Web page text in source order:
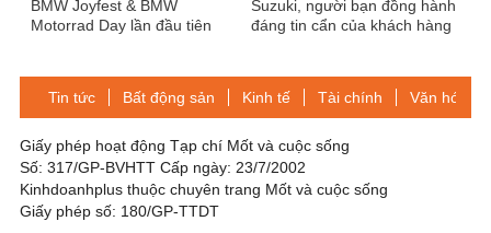
BMW Joyfest & BMW
Motorrad Day lần đầu tiên
Suzuki, người bạn đồng hành
đáng tin cẩn của khách hàng
Tin tức Bất động sản Kinh tế Tài chính Văn hóa-
Giấy phép hoạt động Tạp chí Mốt và cuộc sống
Số: 317/GP-BVHTT Cấp ngày: 23/7/2002
Kinhdoanhplus thuộc chuyên trang Mốt và cuộc sống
Giấy phép số: 180/GP-TTDT